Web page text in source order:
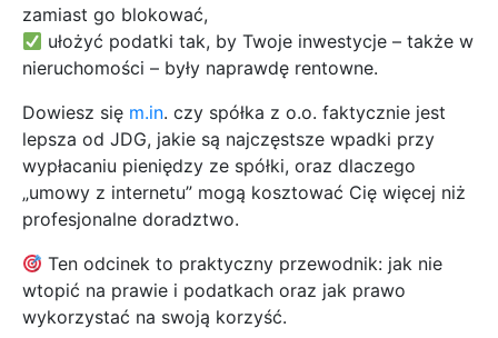
zamiast go blokować,
ułożyć podatki tak, by Twoje inwestycje – także w
nieruchomości – były naprawdę rentowne.
Dowiesz się m.in. czy spółka z o.o. faktycznie jest
lepsza od JDG, jakie są najczęstsze wpadki przy
wypłacaniu pieniędzy ze spółki, oraz dlaczego
„umowy z internetu” mogą kosztować Cię więcej niż
profesjonalne doradztwo.
Ten odcinek to praktyczny przewodnik: jak nie
wtopić na prawie i podatkach oraz jak prawo
wykorzystać na swoją korzyść.